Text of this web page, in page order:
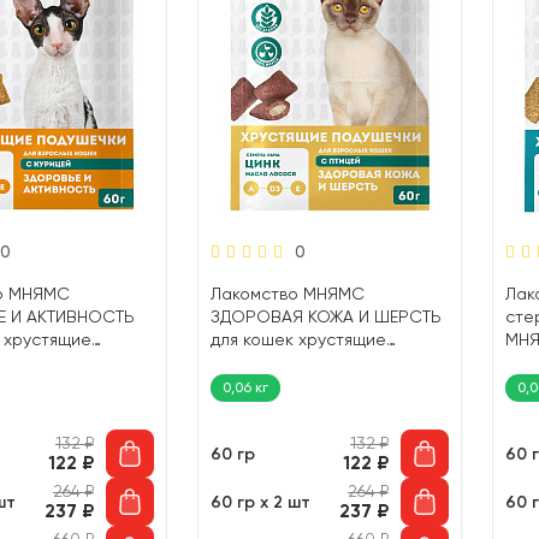
0
МНЯМС
И АКТИВНОСТЬ
132₽
122 ₽
264₽
237 ₽
0
Лакомство МНЯМС
ЗДОРОВАЯ КОЖА И ШЕРСТЬ
для кошек хрустящие
0,06 кг
60 гр
132₽
122 ₽
60 гр х 2 шт
264₽
237 ₽
60
60